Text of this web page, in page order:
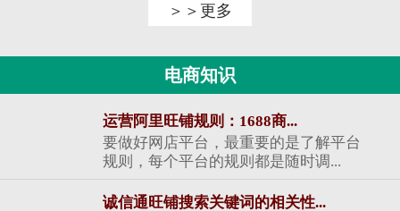
＞＞更多
电商知识
运营阿里旺铺规则：1688商...
要做好网店平台，最重要的是了解平台
规则，每个平台的规则都是随时调...
诚信通旺铺搜索关键词的相关性...